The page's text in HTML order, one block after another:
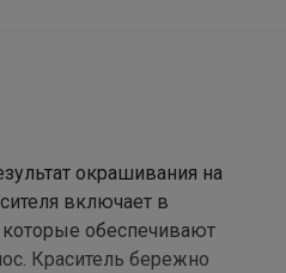
окрашивания на
включает в
обеспечивают
Краситель бережно